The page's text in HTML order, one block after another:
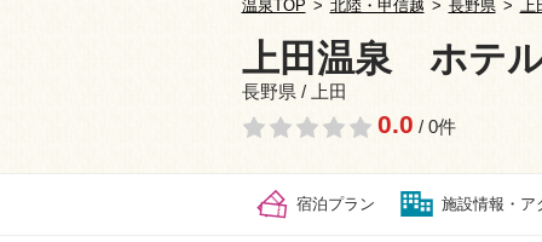
温泉TOP > 北陸・甲信越 > 長野県 > 上
上田温泉 ホテ
長野県 / 上田
0.0 / 0件
宿泊プラン 施設情報・ア